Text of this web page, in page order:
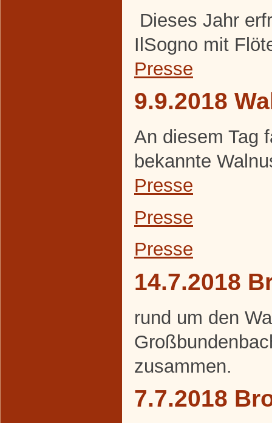
Dieses Jahr
IlSogno mit
Presse
9.9.2018
An diesem Tag
bekannte
Presse
Presse
Presse
14.7.2018
rund um den
zusammen.
7.7.2018